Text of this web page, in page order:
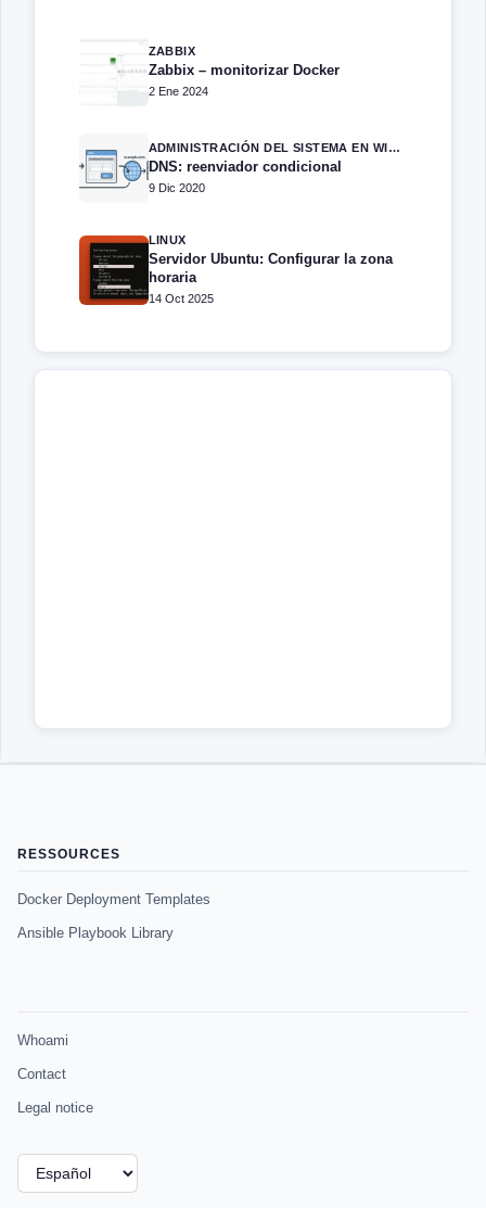
ZABBIX
Zabbix – monitorizar Docker
2 Ene 2024
ADMINISTRACIÓN DEL SISTEMA EN WINDOWS SERVER
DNS: reenviador condicional
9 Dic 2020
LINUX
Servidor Ubuntu: Configurar la zona
horaria
14 Oct 2025
RESSOURCES
Docker Deployment Templates
Ansible Playbook Library
Whoami
Contact
Legal notice
Elegir
un